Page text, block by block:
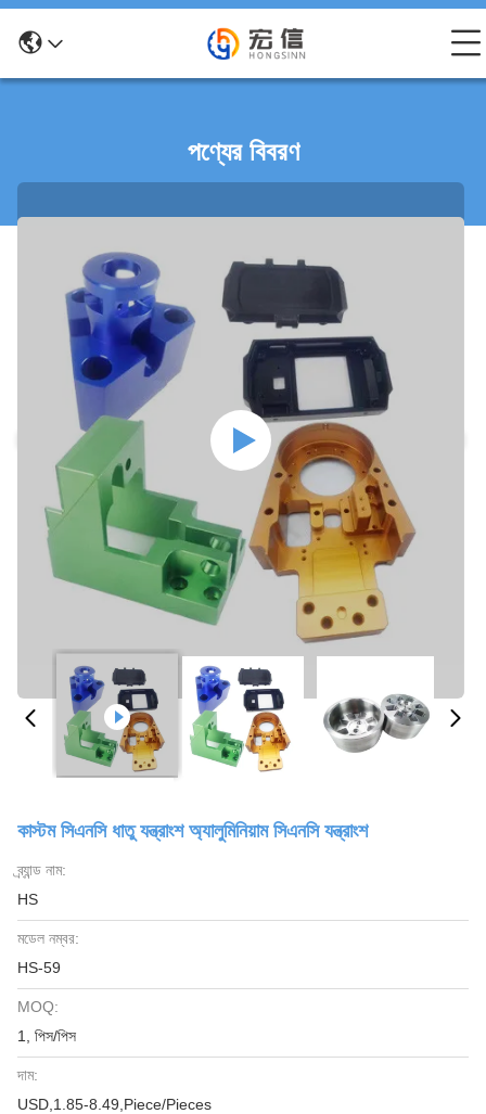
পণ্যের বিবরণ
কাস্টম সিএনসি ধাতু যন্ত্রাংশ অ্যালুমিনিয়াম সিএনসি যন্ত্রাংশ
ব্র্যান্ড নাম:
HS
মডেল নম্বর:
HS-59
MOQ:
1, পিস/পিস
দাম:
USD,1.85-8.49,Piece/Pieces